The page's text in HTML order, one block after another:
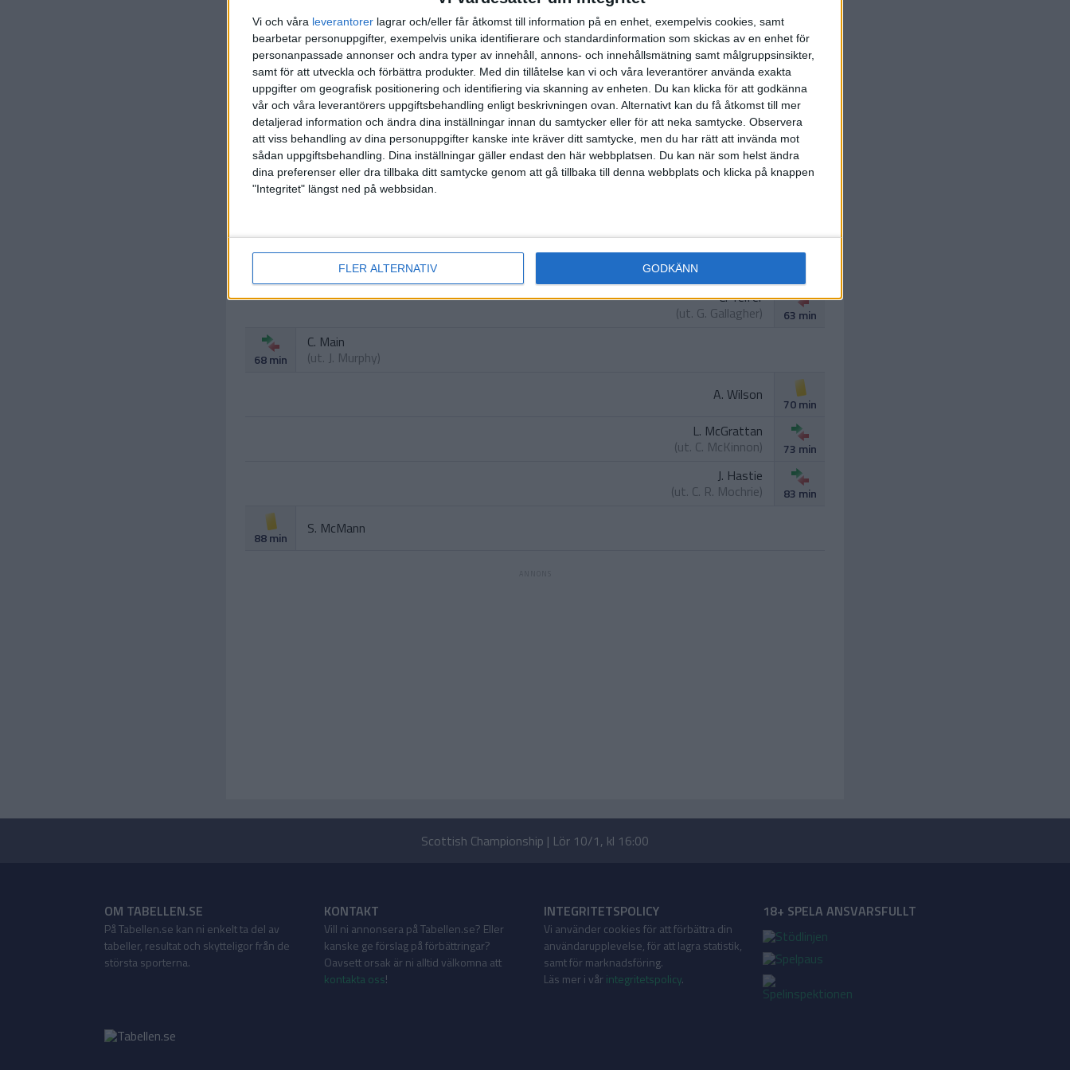
Vi och våra leverantorer lagrar och/eller får åtkomst till information på en enhet, exempelvis cookies, samt
bearbetar personuppgifter, exempelvis unika identifierare och standardinformation som skickas av en enhet för
personanpassade annonser och andra typer av innehåll, annons- och innehållsmätning samt målgruppsinsikter,
samt för att utveckla och förbättra produkter. Med din tillåtelse kan vi och våra leverantörer använda exakta
uppgifter om geografisk positionering och identifiering via skanning av enheten. Du kan klicka för att godkänna
vår och våra leverantörers uppgiftsbehandling enligt beskrivningen ovan. Alternativt kan du få åtkomst till mer
detaljerad information och ändra dina inställningar innan du samtycker eller för att neka samtycke. Observera
att viss behandling av dina personuppgifter kanske inte kräver ditt samtycke, men du har rätt att invända mot
sådan uppgiftsbehandling. Dina inställningar gäller endast den här webbplatsen. Du kan när som helst ändra
dina preferenser eller dra tillbaka ditt samtycke genom att gå tillbaka till denna webbplats och klicka på knappen
"Integritet" längst ned på webbsidan.
FLER ALTERNATIV GODKÄNN
29 min
J. Murphy
(straff)
C. McKinnon
2:a halvlek
48 min
S. Bannigan
J. Bonnar
S. Bannigan)
C. Telfer
(ut. G. Gallagher) 63 min
68 min
C. Main
(ut. J. Murphy)
A. Wilson
70 min
L. McGrattan
(ut. C. McKinnon) 73 min
J. Hastie
(ut. C. R. Mochrie) 83 min
88 min
S. McMann
Scottish Championship | Lör 10/1, kl 16:00
OM TABELLEN.SE
På Tabellen.se kan ni enkelt ta del av
tabeller, resultat och skytteligor från de
största sporterna.
KONTAKT
Vill ni annonsera på Tabellen.se? Eller
kanske ge förslag på förbättringar?
Oavsett orsak är ni alltid välkomna att
kontakta oss!
INTEGRITETSPOLICY
Vi använder cookies för att förbättra din
användarupplevelse, för att lagra statistik,
samt för marknadsföring.
Läs mer i vår integritetspolicy.
18+ SPELA ANSVARSFULLT